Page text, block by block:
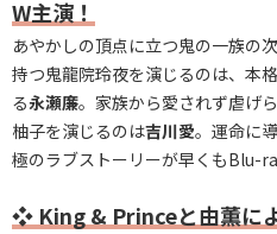
W主演！
あやかしの頂点に立つ鬼の一族の
持つ鬼龍院玲夜を演じるのは、本
る永瀬廉。家族から愛されず虐げ
柚子を演じるのは吉川愛。運命に
極のラブストーリーが早くもBlu-
❖ King & Princeと由薫に